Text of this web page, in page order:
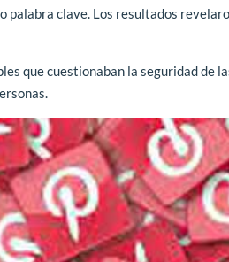
palabra clave. Los resultados
que cuestionaban la seguridad de